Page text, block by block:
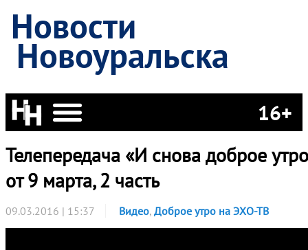
Новости
Новоуральска
16+
Телепередача «И снова доброе
от 9 марта, 2 часть
09.03.2016 | 15:37 Видео, Доброе утро на ЭХО-ТВ